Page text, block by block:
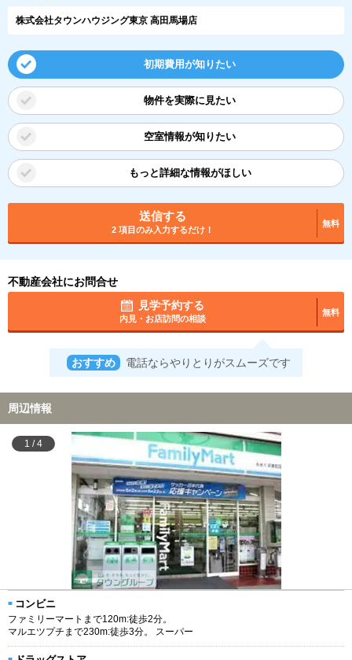
株式会社タウンハウジング東京 高田馬場店
初期費用が知りたい
物件を実際に見たい
空室情報が知りたい
もっと詳細な情報がほしい
送信する
2 項目のみ入力するだけ！
無料
不動産会社にお問合せ
見学予約する
内見・お店訪問の相談
無料
おすすめ 電話ならやりとりがスムーズです
周辺情報
1 /4
コンビニ
ファミリーマートまで120m:徒歩2分。
マルエツプチまで230m:徒歩3分。 スーパー